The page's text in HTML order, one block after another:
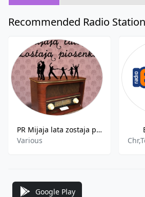
Recommended Radio
PR Mijaja lata zostaja piosenki
Various
Google Play